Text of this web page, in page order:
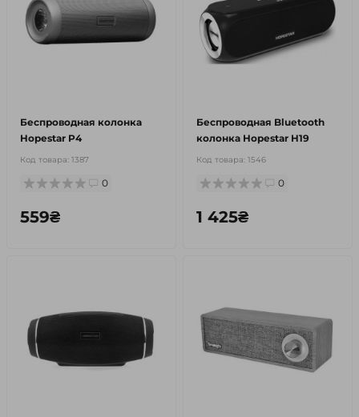
Беспроводная колонка
Hopestar P4
Код товара: 1387
0
559₴
Беспроводная Bluetooth
колонка Hopestar H19
Код товара: 1546
0
1 425₴